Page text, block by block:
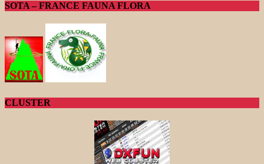
SOTA – FRANCE FAUNA FLORA
CLUSTER